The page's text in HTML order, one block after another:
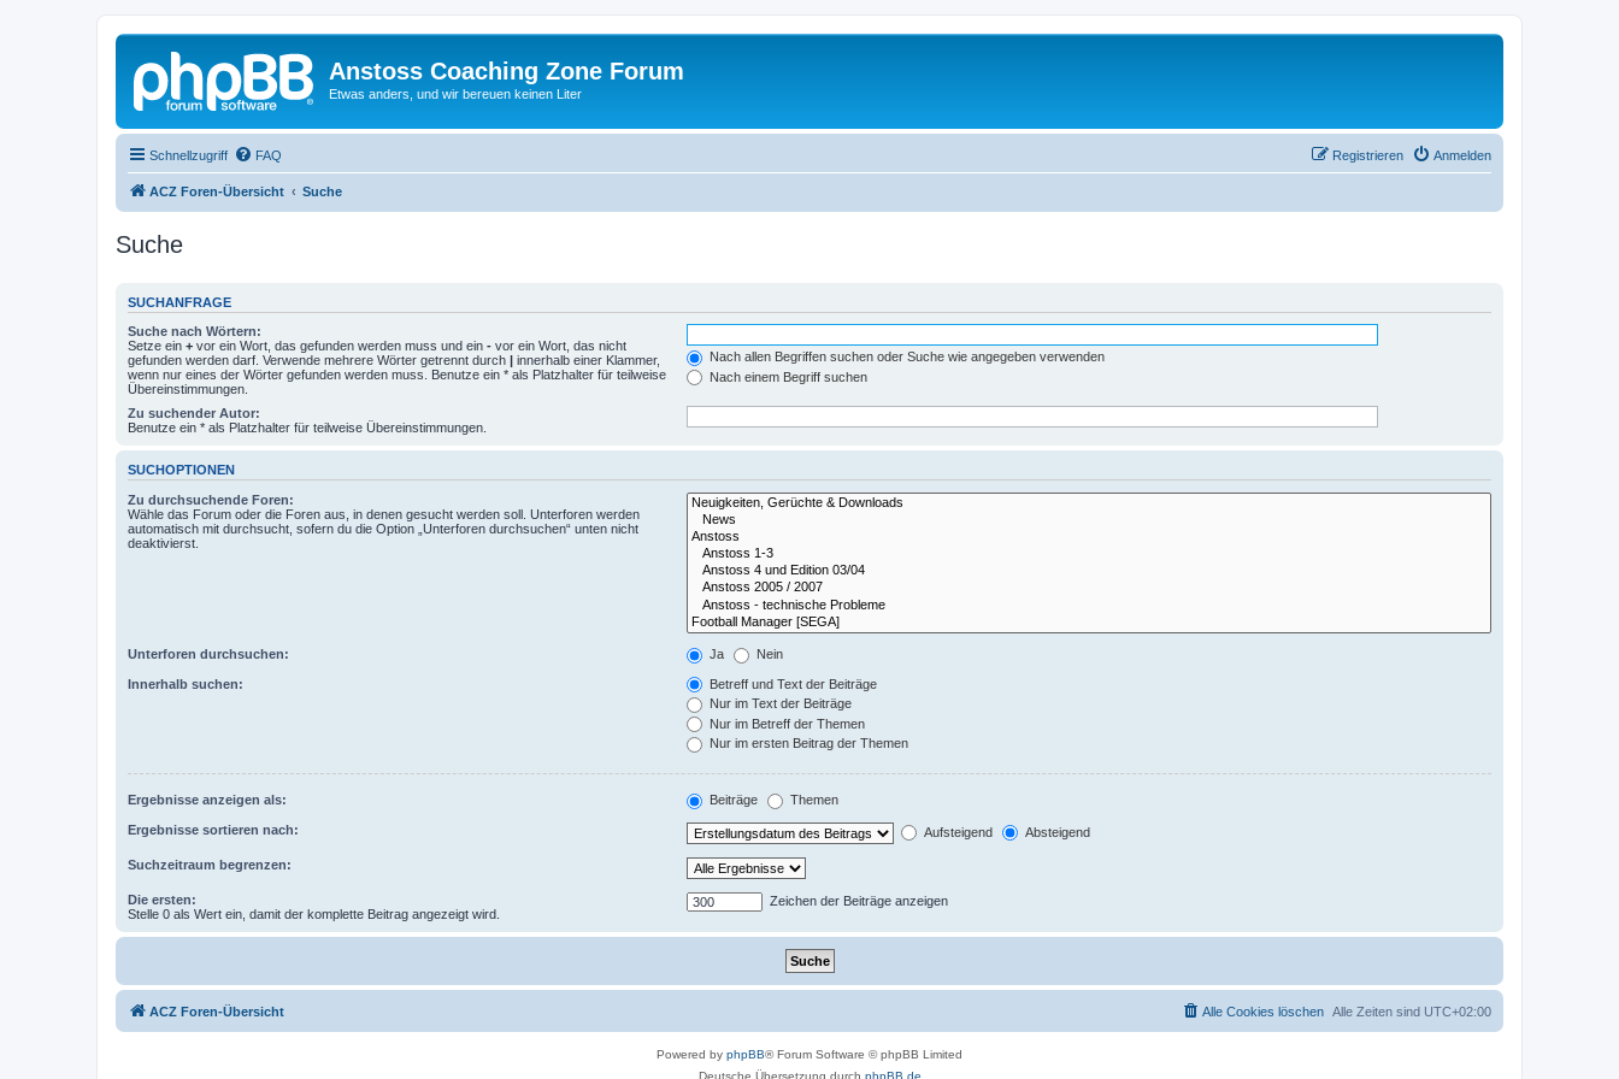
Anstoss Coaching Zone Forum
Etwas anders, und wir bereuen keinen Liter
Schnellzugriff FAQ Anmelden
Registrieren
ACZ Foren-Übersicht Suche
Suche
SUCHANFRAGE
Suche nach Wörtern:
Setze ein + vor ein Wort, das gefunden werden muss und ein - vor ein Wort, das nicht
gefunden werden darf. Verwende mehrere Wörter getrennt durch | innerhalb einer Klammer,
wenn nur eines der Wörter gefunden werden muss. Benutze ein * als Platzhalter für teilweise
Übereinstimmungen.
Nach allen Begriffen suchen oder Suche wie angegeben verwenden
Nach einem Begriff suchen
Zu suchender Autor:
Benutze ein * als Platzhalter für teilweise Übereinstimmungen.
SUCHOPTIONEN
Zu durchsuchende Foren:
Wähle das Forum oder die Foren aus, in denen gesucht werden soll. Unterforen werden
automatisch mit durchsucht, sofern du die Option „Unterforen durchsuchen“ unten nicht
deaktivierst.
Unterforen durchsuchen: Ja Nein
Innerhalb suchen:
Betreff und Text der Beiträge
Nur im Text der Beiträge
Nur im Betreff der Themen
Nur im ersten Beitrag der Themen
Ergebnisse anzeigen als: Beiträge Themen
Ergebnisse sortieren nach: Aufsteigend Absteigend
Suchzeitraum begrenzen:
Die ersten:
Stelle 0 als Wert ein, damit der komplette Beitrag angezeigt wird.
Zeichen der Beiträge anzeigen
ACZ Foren-Übersicht Alle Zeiten sind UTC+02:00
Alle Cookies löschen
Powered by phpBB® Forum Software © phpBB Limited
Deutsche Übersetzung durch phpBB.de